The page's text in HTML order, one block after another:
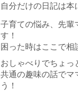
自分だけの日記は本
子育ての悩み、先輩
す！
困った時はここで相
おしゃべりでちょ
共通の趣味の話でマ
う！